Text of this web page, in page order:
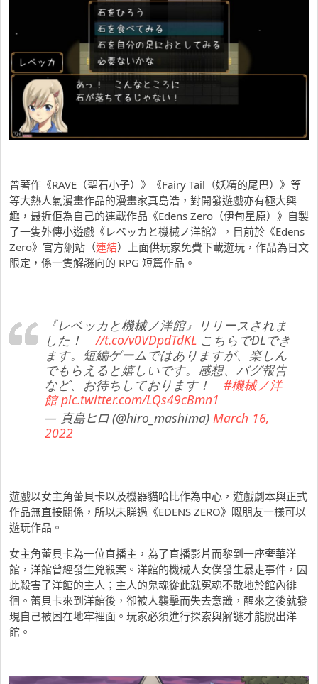
曾著作《RAVE（聖石小子）》《Fairy Tail（妖精的尾巴）》等
等大熱人氣漫畫作品的漫畫家真島浩，對開發遊戲亦有極大興
趣，最近佢為自己的連載作品《Edens Zero（伊甸星原）》自製
了一隻外傳小遊戲《レベッカと機械ノ洋館》，目前於《Edens
Zero》官方網站（連結）上面供玩家免費下載遊玩，作品為日文
限定，係一隻解謎向的 RPG 短篇作品。
『レベッカと機械ノ洋館』リリースされま
した！ //t.co/v0VDpdTdKL こちらでDLでき
ます。短編ゲームではありますが、楽しん
でもらえると嬉しいです。感想、バグ報告
など、お待ちしております！ #機械ノ洋
館 pic.twitter.com/LQs49cBmn1
— 真島ヒロ (@hiro_mashima) March 16,
2022
遊戲以女主角蕾貝卡以及機器貓哈比作為中心，遊戲劇本與正式
作品無直接關係，所以未睇過《EDENS ZERO》嘅朋友一樣可以
遊玩作品。
女主角蕾貝卡為一位直播主，為了直播影片而黎到一座奢華洋
館，洋館曾經發生兇殺案。洋館的機械人女僕發生暴走事件，因
此殺害了洋館的主人；主人的鬼魂從此就冤魂不散地於館內徘
徊。蕾貝卡來到洋館後，卻被人襲擊而失去意識，醒來之後就發
現自己被困在地牢裡面。玩家必須進行探索與解謎才能脫出洋
館。